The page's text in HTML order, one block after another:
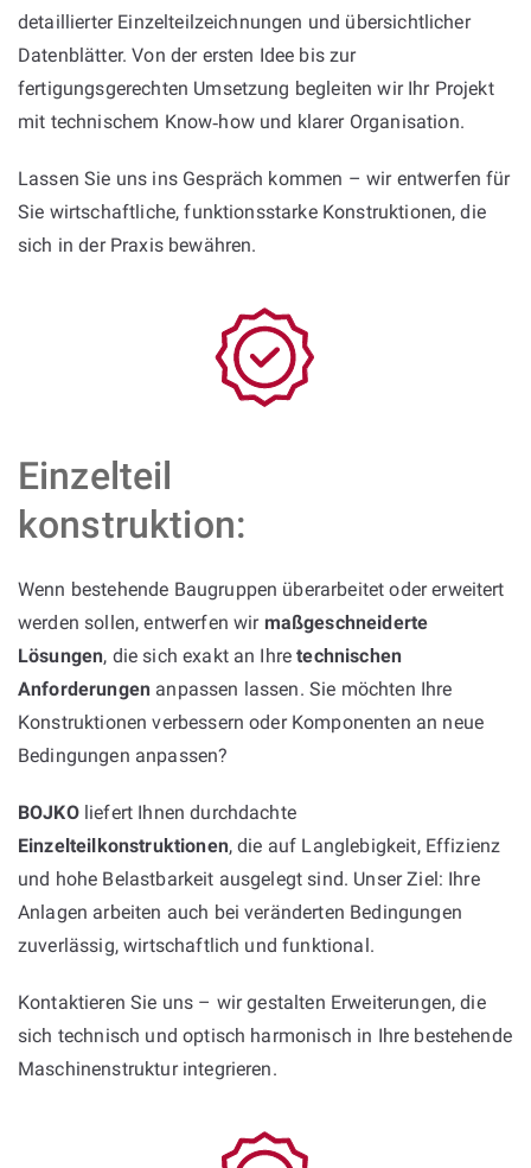
detaillierter Einzelteilzeichnungen und übersichtlicher
Datenblätter. Von der ersten Idee bis zur
fertigungsgerechten Umsetzung begleiten wir Ihr Projekt
mit technischem Know‑how und klarer Organisation.
Lassen Sie uns ins Gespräch kommen – wir entwerfen für
Sie wirtschaftliche, funktionsstarke Konstruktionen, die
sich in der Praxis bewähren.
Einzelteil
konstruktion:
Wenn bestehende Baugruppen überarbeitet oder erweitert
werden sollen, entwerfen wir maßgeschneiderte
Lösungen, die sich exakt an Ihretechnischen
Anforderungen anpassen lassen. Sie möchten Ihre
Konstruktionen verbessern oder Komponenten an neue
Bedingungen anpassen?
BOJKOliefert Ihnen durchdachte
Einzelteilkonstruktionen, die auf Langlebigkeit, Effizienz
und hohe Belastbarkeit ausgelegt sind. Unser Ziel: Ihre
Anlagen arbeiten auch bei veränderten Bedingungen
zuverlässig, wirtschaftlich und funktional.
Kontaktieren Sie uns – wir gestalten Erweiterungen, die
sich technisch und optisch harmonisch in Ihre bestehende
Maschinenstruktur integrieren.